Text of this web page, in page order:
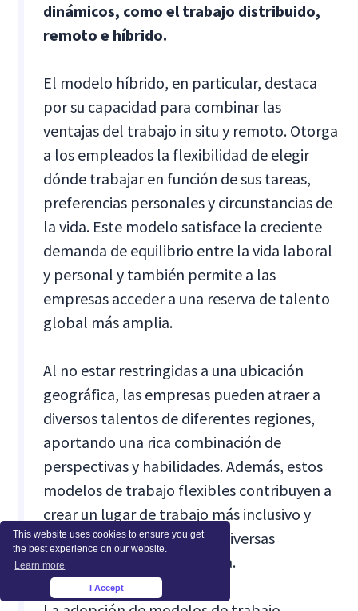
This website uses cookies to ensure you get
the best experience on our website.
Learn more
I Accept
dinámicos, como el trabajo distribuido,
remoto e híbrido.
El modelo híbrido, en particular, destaca
por su capacidad para combinar las
ventajas del trabajo in situ y remoto. Otorga
a los empleados la flexibilidad de elegir
dónde trabajar en función de sus tareas,
preferencias personales y circunstancias de
la vida. Este modelo satisface la creciente
demanda de equilibrio entre la vida laboral
y personal y también permite a las
empresas acceder a una reserva de talento
global más amplia.
Al no estar restringidas a una ubicación
geográfica, las empresas pueden atraer a
diversos talentos de diferentes regiones,
aportando una rica combinación de
perspectivas y habilidades. Además, estos
modelos de trabajo flexibles contribuyen a
crear un lugar de trabajo más inclusivo y
accesible, que se adapte a diversas
necesidades y estilos de vida.